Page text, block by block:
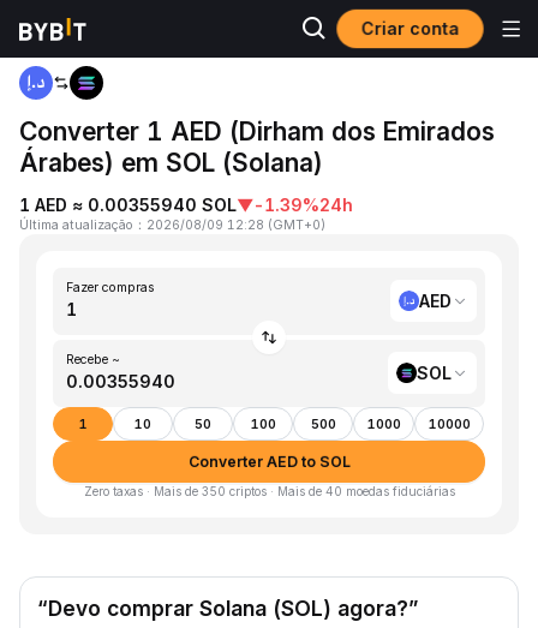
Criar conta
Página inicial
Converter 1 AED (Dirham dos Emirados
Árabes) em SOL (Solana)
1 AED ≈ 0.00355940 SOL▼-1.39%24h
Última atualização ： 2026/08/09 12:28 (GMT+0)
Fazer compras
AED
Recebe ~
SOL
1 10 50 100 500 1000 10000
Converter AED to SOL
Zero taxas · Mais de 350 criptos · Mais de 40 moedas fiduciárias
“Devo comprar Solana (SOL) agora?”